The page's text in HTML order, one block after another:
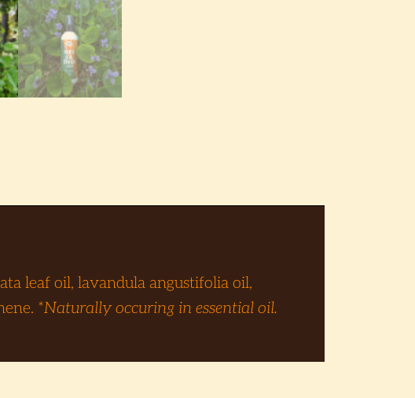
leaf oil, lavandula angustifolia oil,
*Naturally occuring in essential oil.